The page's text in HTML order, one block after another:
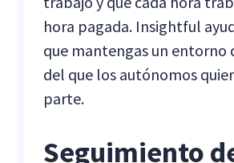
hora pagada. Insightful
que mantengas un entorno
del que los autónomos
parte.
Seguimiento